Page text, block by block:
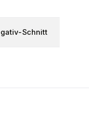
Schnitt